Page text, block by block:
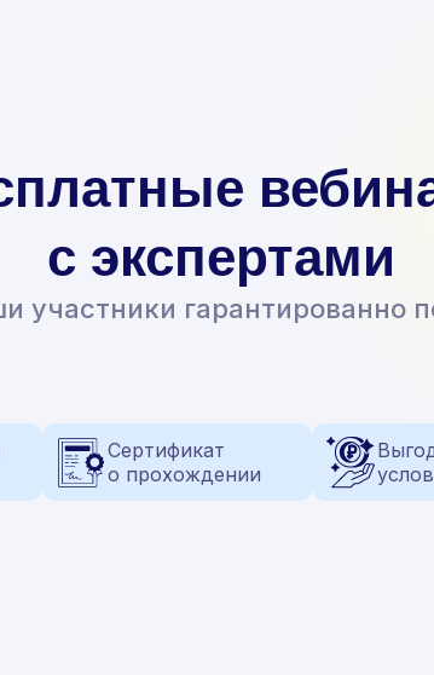
с экспертами
участники гарантированно
Сертификат
о прохождении